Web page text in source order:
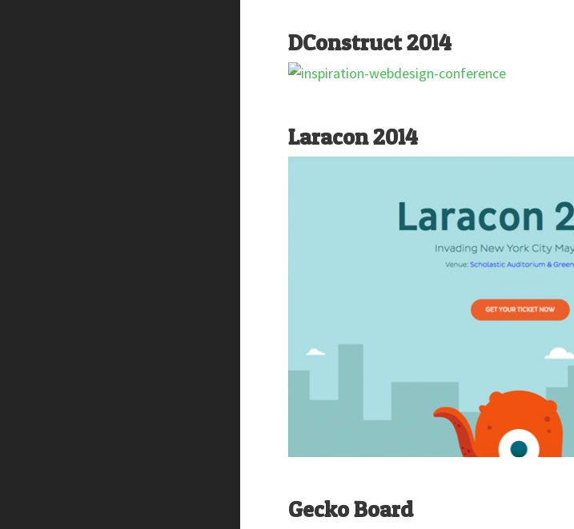
DConstruct 2014
Laracon 2014
Gecko Board